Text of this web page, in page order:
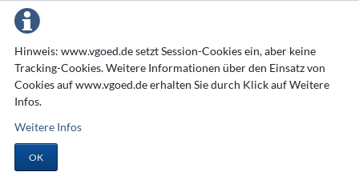
Hinweis: www.vgoed.de setzt Session-Cookies ein, aber keine
Tracking-Cookies. Weitere Informationen über den Einsatz von
Cookies auf www.vgoed.de erhalten Sie durch Klick auf Weitere
Infos.
Weitere Infos
OK